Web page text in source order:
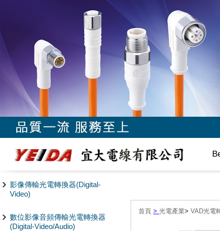
影像傳輸光電轉換器(Digital-
Video)
數位影像音頻傳輸光電轉換器
(Digital-Video/Audio)
首頁 > 光電產業> VAD光電